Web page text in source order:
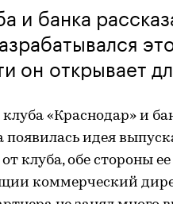
и банка
он открывает
«Краснодар» и
появилась идея
клуба, обе стороны
коммерческий